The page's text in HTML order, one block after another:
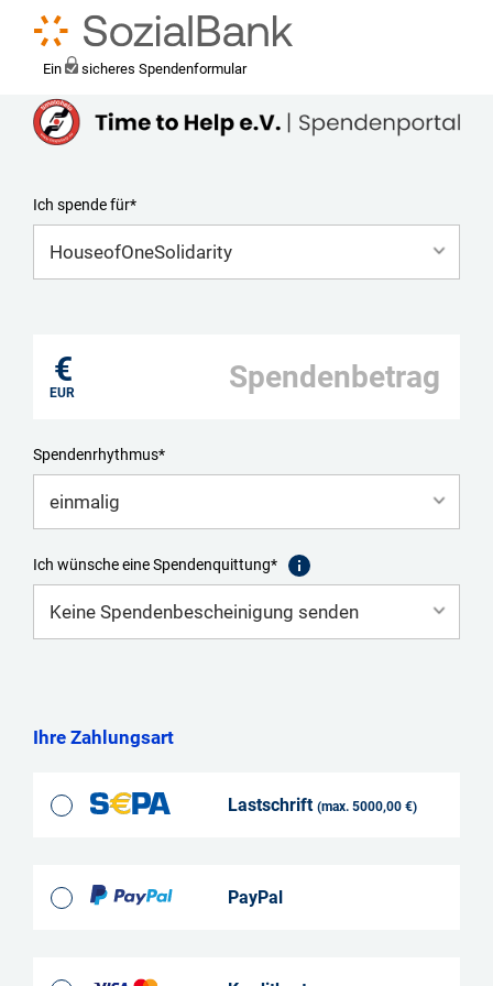
Ein sicheres Spendenformular
Ich spende für*
€
EUR
Spendenrhythmus*
Ich wünsche eine Spendenquittung*
Ihre Zahlungsart
Lastschrift (max. 5000,00 €)
PayPal